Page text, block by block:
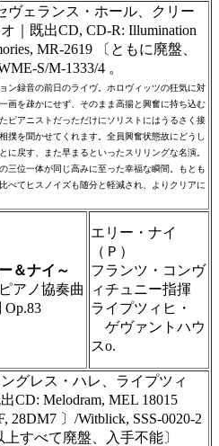
ヴェランス・ホール、クリー
｜既出CD, CD-R: Illumination
MR-2619 〔ともに廃盤、
S/M-1333/4 。
ン録音の前日のライヴ。ホロヴィッツの狂気に対
画を疎かにせず、そのまま高揚と興奮に持ち込む
ピアニストだっただけにソリストにはうるさく接
撲を聞かせてくれます。全員興奮状態故にどうし
に戻す、また早まるといったスリリングな名演。
三位一体が同じ高みに至った幸福な瞬間。もとも
べてヒスノイズも随分と軽減され、よりクリアに
＆ナイ～
ピアノ協奏曲
Op.83
エリー・ナイ
（Ｐ）
フランツ・コンヴ
ィチュニー指揮
ライプツィヒ・
ゲヴァントハウ
スo.
グレス・ハレ、ライプツィ
CD: Melodram, MEL 18015
28DM7 〕/Witblick, SSS-0020-2
上すべて廃盤、入手不能〕